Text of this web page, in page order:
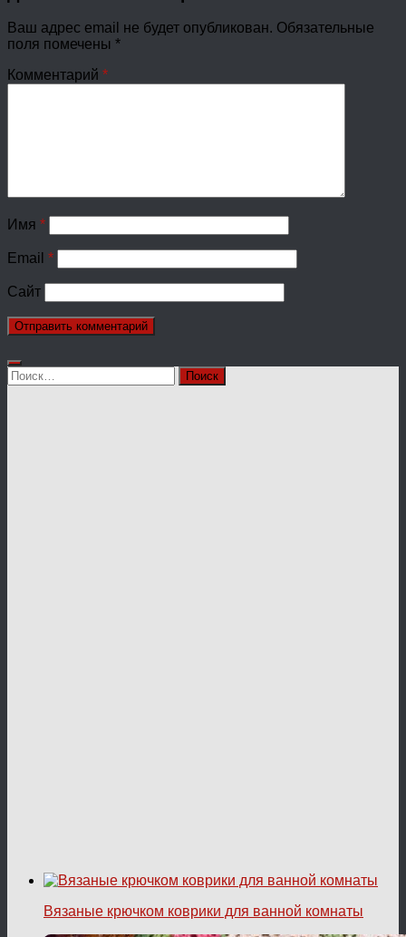
Ваш адрес email не будет опубликован. Обязательные
поля помечены *
Комментарий *
Имя *
Email *
Сайт
Найти:
Вязаные крючком коврики для ванной комнаты